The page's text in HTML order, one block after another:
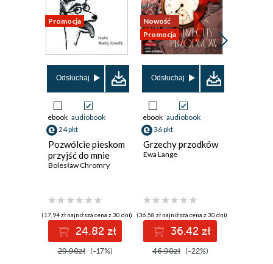
Promocja
Odsłuchaj
ebook audiobook
24 pkt
Pozwólcie pieskom
przyjść do mnie
Bolesław Chromry
(17,94 zł najniższa cena z 30 dni)
24.82 zł
29.90zł (-17%)
Nowość
Promocja
Odsłuchaj
ebook audiobook
36 pkt
Grzechy przodków
Ewa Lange
(36,58 zł najniższa cena z 30 dni)
36.42 zł
46.90zł (-22%)